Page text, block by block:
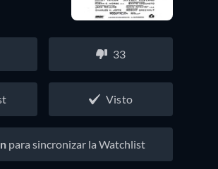
33
Visto
para sincronizar la Watchlist